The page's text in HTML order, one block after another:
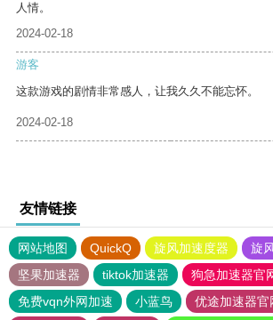
人情。
2024-02-18
游客
这款游戏的剧情非常感人，让我久久不能忘怀。
2024-02-18
友情链接
网站地图 QuickQ 旋风加速度器 旋
坚果加速器
tiktok加速器
狗急加速器官
免费vqn外网加速
小蓝鸟 优途加速器官